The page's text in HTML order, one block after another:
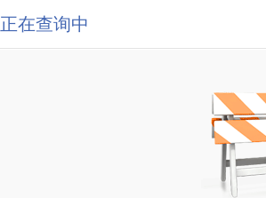
正在查询中